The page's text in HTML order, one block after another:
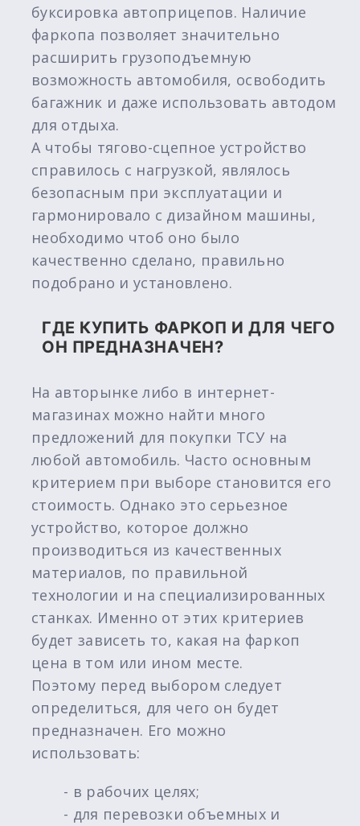
буксировка автоприцепов. Наличие
фаркопа позволяет значительно
расширить грузоподъемную
возможность автомобиля, освободить
багажник и даже использовать автодом
для отдыха.
А чтобы тягово-сцепное устройство
справилось с нагрузкой, являлось
безопасным при эксплуатации и
гармонировало с дизайном машины,
необходимо чтоб оно было
качественно сделано, правильно
подобрано и установлено.
ГДЕ КУПИТЬ ФАРКОП И ДЛЯ ЧЕГО
ОН ПРЕДНАЗНАЧЕН?
На авторынке либо в интернет-
магазинах можно найти много
предложений для покупки ТСУ на
любой автомобиль. Часто основным
критерием при выборе становится его
стоимость. Однако это серьезное
устройство, которое должно
производиться из качественных
материалов, по правильной
технологии и на специализированных
станках. Именно от этих критериев
будет зависеть то, какая на фаркоп
цена в том или ином месте.
Поэтому перед выбором следует
определиться, для чего он будет
предназначен. Его можно
использовать:
- в рабочих целях;
- для перевозки объемных и